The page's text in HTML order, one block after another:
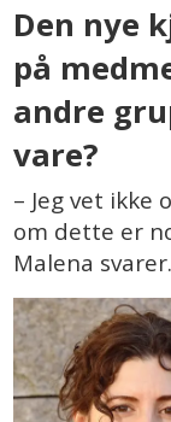
Den nye
på
andre
vare?
– Jeg vet ikke
om dette er
Malena svarer.